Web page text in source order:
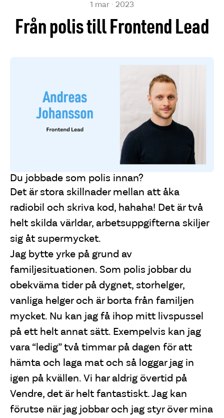
1 mar · 2023
Från polis till Frontend Lead
Du jobbade som polis innan?
Det är stora skillnader mellan att åka
radiobil och skriva kod, hahaha! Det är två
helt skilda världar, arbetsuppgifterna skiljer
sig åt supermycket.
Jag bytte yrke på grund av
familjesituationen. Som polis jobbar du
obekväma tider på dygnet, storhelger,
vanliga helger och är borta från familjen
mycket. Nu kan jag få ihop mitt livspussel
på ett helt annat sätt. Exempelvis kan jag
vara “ledig” två timmar på dagen för att
hämta och laga mat och så loggar jag in
igen på kvällen. Vi har aldrig övertid på
Vendre, det är helt fantastiskt. Jag kan
förutse när jag jobbar och jag styr över mina